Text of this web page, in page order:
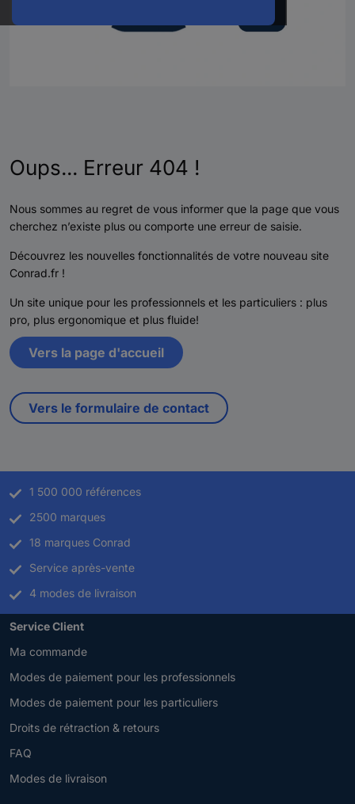
Oups... Erreur 404 !
Nous sommes au regret de vous informer que la page que vous
cherchez n’existe plus ou comporte une erreur de saisie.
Découvrez les nouvelles fonctionnalités de votre nouveau site
Conrad.fr !
Un site unique pour les professionnels et les particuliers : plus
pro, plus ergonomique et plus fluide!
Vers la page d'accueil
Vers le formulaire de contact
1 500 000 références
2500 marques
18 marques Conrad
Service après-vente
4 modes de livraison
Service Client
Ma commande
Modes de paiement pour les professionnels
Modes de paiement pour les particuliers
Droits de rétraction & retours
FAQ
Modes de livraison